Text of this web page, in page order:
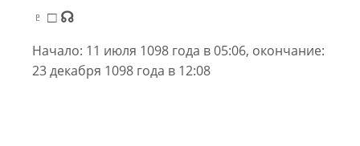
♇ □ ☊
Начало: 11 июля 1098 года в 05:06, окончание:
23 декабря 1098 года в 12:08